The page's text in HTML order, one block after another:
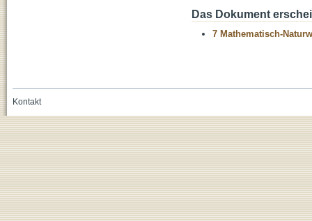
Das Dokument
7 Mathematisch-
Kontakt